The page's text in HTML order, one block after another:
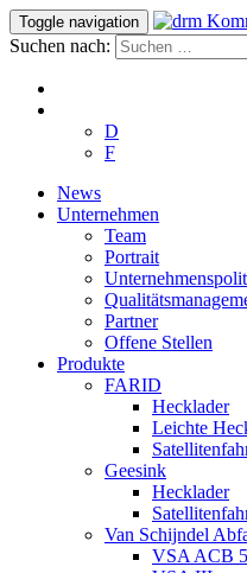
Toggle navigation
Suchen nach:
D
F
News
Unternehmen
Team
Portrait
Partner
Offene Stellen
Produkte
FARID
Hecklader
Leichte
Geesink
Hecklader
Van Schijndel
VSA ACB